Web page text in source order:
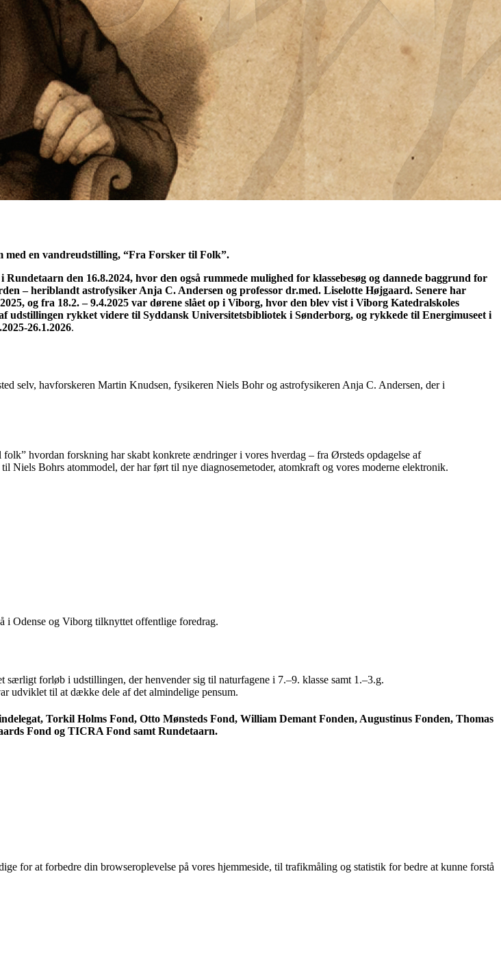
med en vandreudstilling, “Fra Forsker til Folk”.
den 16.8.2024, hvor den også rummede mulighed for klassebesøg og dannede baggrund for
– heriblandt astrofysiker Anja C. Andersen og professor dr.med. Liselotte Højgaard. Senere har
og fra 18.2. – 9.4.2025 var dørene slået op i Viborg, hvor den blev vist i Viborg Katedralskoles
udstillingen rykket videre til Syddansk Universitetsbibliotek i Sønderborg, og rykkede til Energimuseet i
26.1.2026.
selv, havforskeren Martin Knudsen, fysikeren Niels Bohr og astrofysikeren Anja C. Andersen, der i
hvordan forskning har skabt konkrete ændringer i vores hverdag – fra Ørsteds opdagelse af
Bohrs atommodel, der har ført til nye diagnosemetoder, atomkraft og vores moderne elektronik.
i Odense og Viborg tilknyttet offentlige foredrag.
forløb i udstillingen, der henvender sig til naturfagene i 7.–9. klasse samt 1.–3.g.
udviklet til at dække dele af det almindelige pensum.
Torkil Holms Fond, Otto Mønsteds Fond, William Demant Fonden, Augustinus Fonden, Thomas
Fond og TICRA Fond samt Rundetaarn.
for at forbedre din browseroplevelse på vores hjemmeside, til trafikmåling og statistik for bedre at kunne forstå